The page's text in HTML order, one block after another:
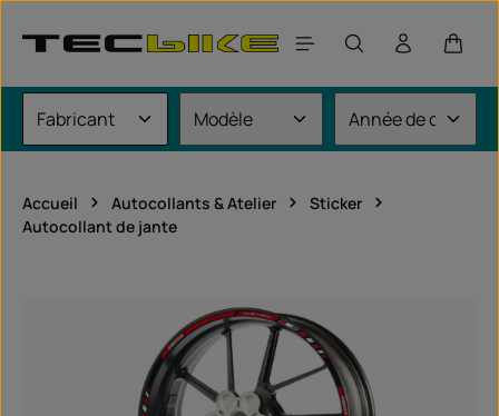
Le
Accueil Autocollants & Atelier
Sticker
Autocollant de jante
Ignorer la galerie d'images